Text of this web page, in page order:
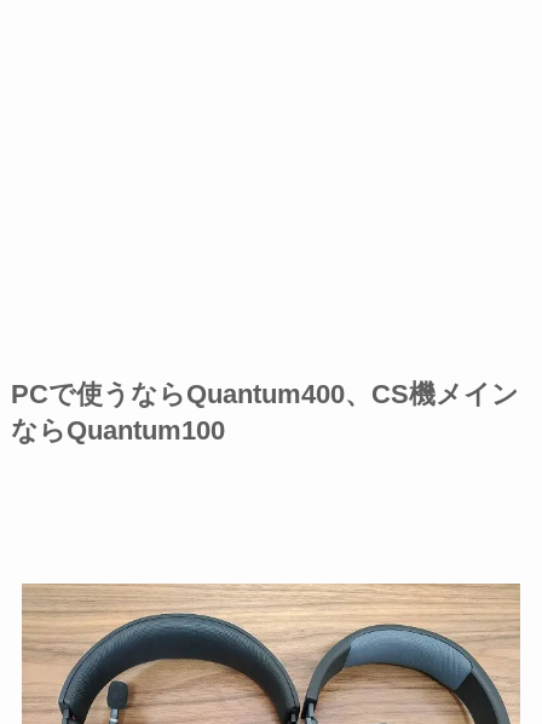
PCで使うならQuantum400、CS機メイン
ならQuantum100